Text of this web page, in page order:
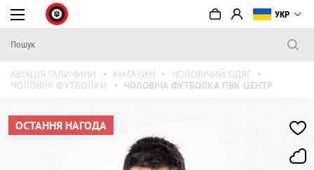
УКР
АВІАЦІЯ ГАЛИЧИНИ МАГАЗИН
ЧОЛОВІЧИЙ ОДЯГ
ЧОЛОВІЧІ ФУТБОЛКИ
ЧОЛОВІЧА ФУТБОЛКА ПВК ЦЕНТР
ОСТАННЯ НАГОДА